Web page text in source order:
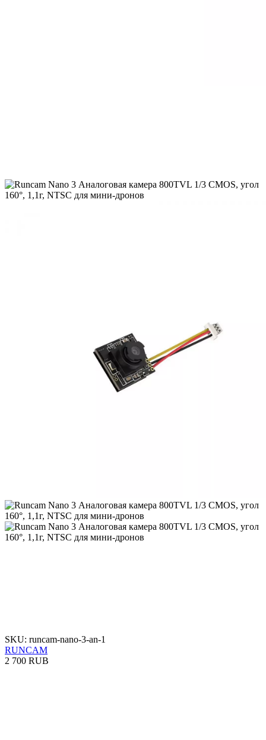
SKU: runcam-nano-3-an-1
RUNCAM
2 700 RUB